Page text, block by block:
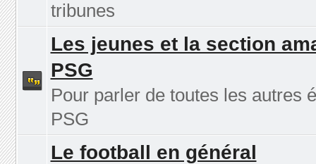
tribunes
Les jeunes et la section
PSG
Pour parler de toutes les autres
PSG
Le football en général